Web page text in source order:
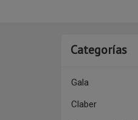
Categorías
Gala
Claber